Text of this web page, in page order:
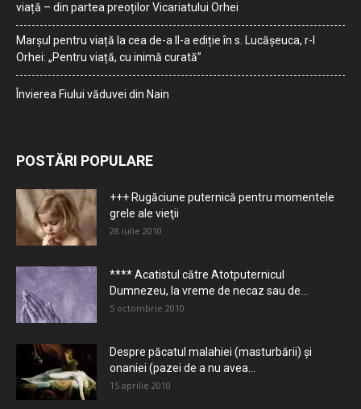
viață – din partea preoților Vicariatului Orhei
Marșul pentru viață la cea de-a II-a ediție în s. Lucășeuca, r-l
Orhei: „Pentru viață, cu inimă curată”
Învierea Fiului văduvei din Nain
POSTĂRI POPULARE
+++ Rugăciune puternică pentru momentele
grele ale vieţii
28 iulie 2010
**** Acatistul către Atotputernicul
Dumnezeu, la vreme de necaz sau de...
5 octombrie 2010
Despre păcatul malahiei (masturbării) şi
onaniei (pazei de a nu avea...
15 aprilie 2010